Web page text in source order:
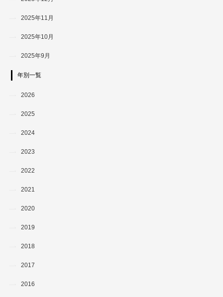
2025年11月
2025年10月
2025年9月
年別一覧
2026
2025
2024
2023
2022
2021
2020
2019
2018
2017
2016